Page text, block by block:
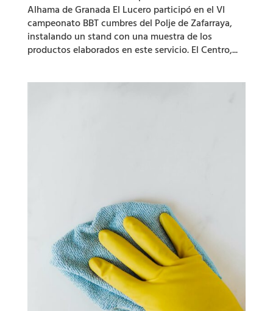
Alhama de Granada El Lucero participó en el VI
campeonato BBT cumbres del Polje de Zafarraya,
instalando un stand con una muestra de los
productos elaborados en este servicio. El Centro,...